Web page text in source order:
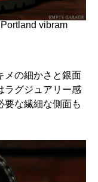
vibram
メの細かさと銀面
ラグジュアリー感
要な繊細な側面も